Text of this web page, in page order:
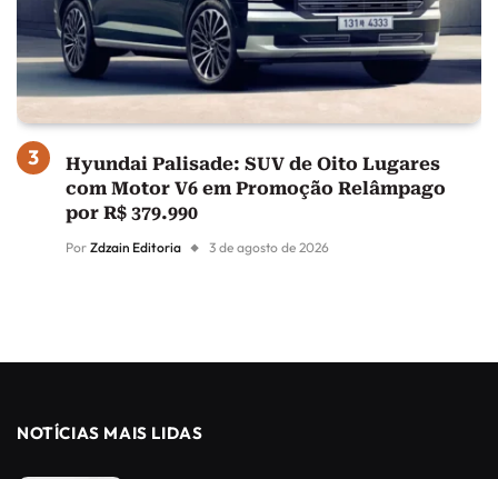
Hyundai Palisade: SUV de Oito Lugares
com Motor V6 em Promoção Relâmpago
por R$ 379.990
Por Zdzain Editoria 3 de agosto de 2026
NOTÍCIAS MAIS LIDAS